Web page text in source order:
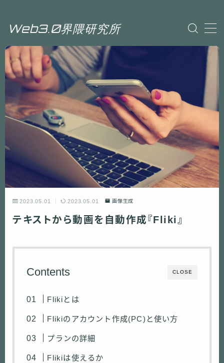
Web3.0界隈研究所
Sample Page
Web3.0界隈研究所
プライバシーポリシー
利用規約／特定商取引法に基づく表記
投稿ページ
有料記事の決済完了ページ
運営者情報
2023.05.01 2023.05.01 画像生成
テキストから動画を自動作成『Fliki』
CLOSE
Contents
Flikiとは
Flikiのアカウント作成(PC)と使い方
プランの詳細
Flikiは使えるか